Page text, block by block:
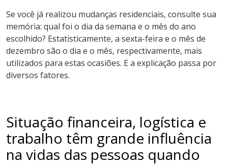
Se você já realizou mudanças residenciais, consulte sua
memória: qual foi o dia da semana e o mês do ano
escolhido? Estatisticamente, a sexta-feira e o mês de
dezembro são o dia e o mês, respectivamente, mais
utilizados para estas ocasiões. E a explicação passa por
diversos fatores.
Situação financeira, logística e
trabalho têm grande influência
na vidas das pessoas quando